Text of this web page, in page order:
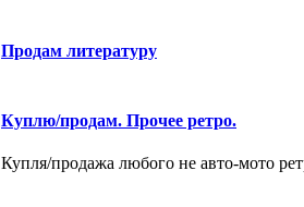
Продам литературу
Куплю/продам. Прочее ретро.
Купля/продажа любого не авто-мото